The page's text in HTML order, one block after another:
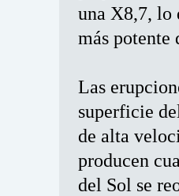
una X8,7, lo
más potente
Las
superficie
de alta
producen
del Sol se